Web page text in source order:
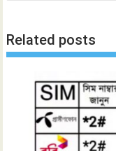
Related posts